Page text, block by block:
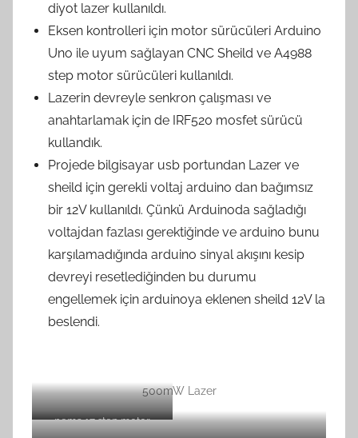
diyot lazer kullanıldı.
Eksen kontrolleri için motor sürücüleri Arduino
Uno ile uyum sağlayan CNC Sheild ve A4988
step motor sürücüleri kullanıldı.
Lazerin devreyle senkron çalışması ve
anahtarlamak için de IRF520 mosfet sürücü
kullandık.
Projede bilgisayar usb portundan Lazer ve
sheild için gerekli voltaj arduino dan bağımsız
bir 12V kullanıldı. Çünkü Arduinoda sağladığı
voltajdan fazlası gerektiğinde ve arduino bunu
karşılamadığında arduino sinyal akışını kesip
devreyi resetlediğinden bu durumu
engellemek için arduinoya eklenen sheild 12V la
beslendi.
500mW Lazer
nema 17 step motor